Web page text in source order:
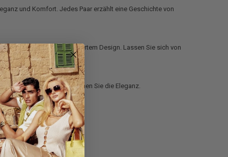
und Komfort. Jedes Paar erzählt eine Geschichte von
weichem Leder und raffiniertem Design. Lassen Sie sich von
Stils ist.
. Wählen Sie Qualität, umarmen Sie die Eleganz.